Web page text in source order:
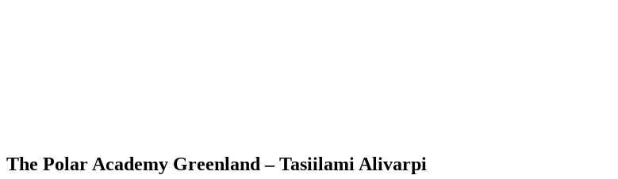
The Polar Academy Greenland – Tasiilami Alivarpi